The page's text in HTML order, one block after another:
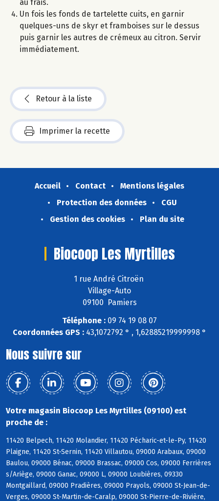
au frais.
Un fois les fonds de tartelette cuits, en garnir
quelques-uns de skyr et framboises sur le dessus
puis garnir les autres de crémeux au citron. Servir
immédiatement.
Retour à la liste
Imprimer la recette
Accueil Contact
Mentions légales
Protection des données
CGU
Gestion des cookies
Plan du site
Biocoop Les Myrtilles
1 rue André Citroën
Village-Auto
09100 Pamiers
Téléphone : 09 74 19 08 07
Coordonnées GPS : 43,1072792 ° , 1,62885219999998 °
Nous suivre sur
Votre magasin Biocoop Les Myrtilles (09100) est
proche de :
11420 Belpech, 11420 Molandier, 11420 Pécharic-et-le-Py, 11420
Plaigne, 11420 St-Sernin, 11420 Villautou, 09000 Arabaux, 09000
Baulou, 09000 Bénac, 09000 Brassac, 09000 Cos, 09000 Ferrières
s/Ariège, 09000 Ganac, 09000 L, 09000 Loubières, 09330
Montgaillard, 09000 Pradières, 09000 Prayols, 09000 St-Jean-de-
Verges, 09000 St-Martin-de-Caralp, 09000 St-Pierre-de-Rivière,